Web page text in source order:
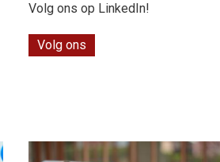
Volg ons op LinkedIn!
Volg ons